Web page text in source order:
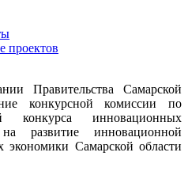
проектов
Правительства Самарской
конкурсной комиссии по
конкурса инновационных
развитие инновационной
экономики Самарской области